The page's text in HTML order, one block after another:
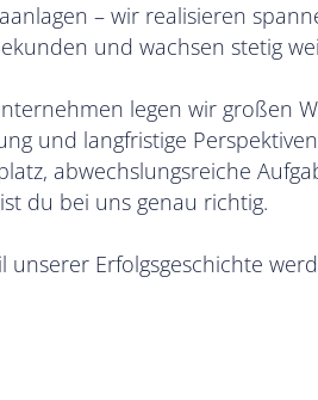
– wir realisieren
und wachsen stetig
legen wir großen
und langfristige
abwechslungsreiche
du bei uns genau richtig.
unserer Erfolgsgeschichte